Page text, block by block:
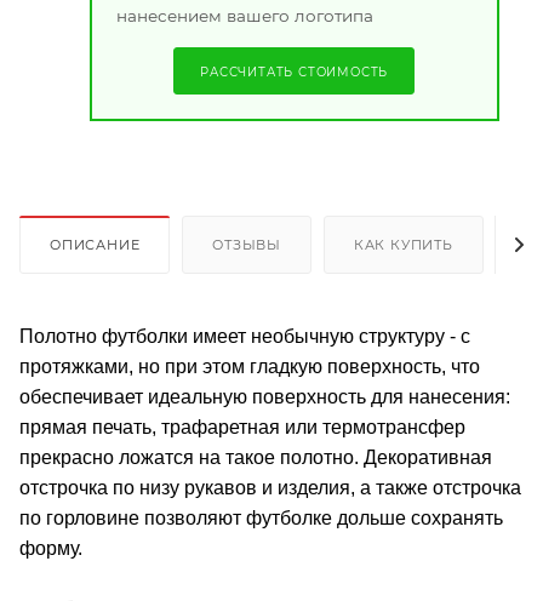
нанесением вашего логотипа
РАССЧИТАТЬ СТОИМОСТЬ
ОПИСАНИЕ ОТЗЫВЫ КАК КУПИТЬ
Полотно футболки имеет необычную структуру - с
протяжками, но при этом гладкую поверхность, что
обеспечивает идеальную поверхность для нанесения:
прямая печать, трафаретная или термотрансфер
прекрасно ложатся на такое полотно. Декоративная
отстрочка по низу рукавов и изделия, а также отстрочка
по горловине позволяют футболке дольше сохранять
форму.